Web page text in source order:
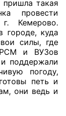
пришла такая
провести
Кемерово.
городе, куда
силы, где
и ВУЗов
поддержали
погоду,
петь и
они ведь и